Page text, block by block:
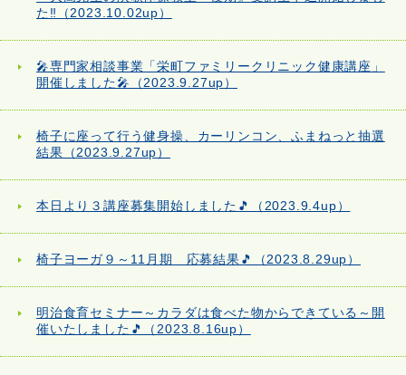
た‼（2023.10.02up）
🎤専門家相談事業「栄町ファミリークリニック健康講座」
開催しました🎤（2023.9.27up）
椅子に座って行う健身操、カーリンコン、ふまねっと抽選
結果（2023.9.27up）
本日より３講座募集開始しました🎵（2023.9.4up）
椅子ヨーガ９～11月期 応募結果🎵（2023.8.29up）
明治食育セミナー～カラダは食べた物からできている～開
催いたしました🎵（2023.8.16up）